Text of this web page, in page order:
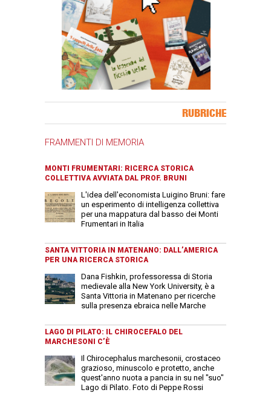
RUBRICHE
FRAMMENTI DI MEMORIA
MONTI FRUMENTARI: RICERCA STORICA
COLLETTIVA AVVIATA DAL PROF. BRUNI
L'idea dell'economista Luigino Bruni: fare
un esperimento di intelligenza collettiva
per una mappatura dal basso dei Monti
Frumentari in Italia
SANTA VITTORIA IN MATENANO: DALL’AMERICA
PER UNA RICERCA STORICA
Dana Fishkin, professoressa di Storia
medievale alla New York University, è a
Santa Vittoria in Matenano per ricerche
sulla presenza ebraica nelle Marche
LAGO DI PILATO: IL CHIROCEFALO DEL
MARCHESONI C’È
Il Chirocephalus marchesonii, crostaceo
grazioso, minuscolo e protetto, anche
quest'anno nuota a pancia in su nel "suo"
Lago di Pilato. Foto di Peppe Rossi